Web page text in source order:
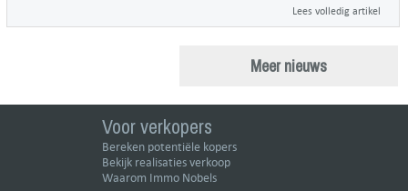
Lees volledig artikel
Meer nieuws
Voor verkopers
Bereken potentiële kopers
Bekijk realisaties verkoop
Waarom Immo Nobels